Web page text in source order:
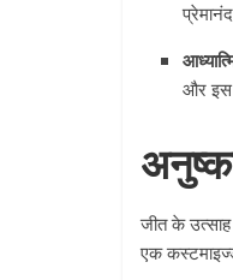
और इस
जीत के
एक